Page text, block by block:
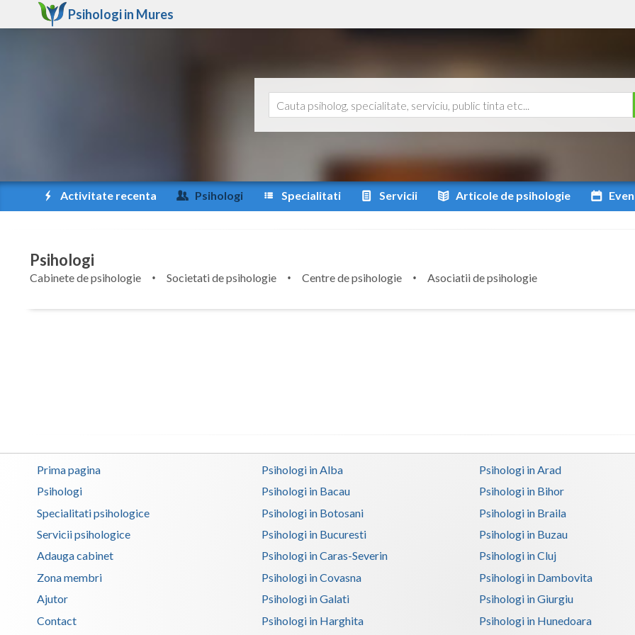
Psihologi in Mures
Activitate recenta Psihologi Specialitati Servicii Articole de psihologie
Psihologi
Cabinete de psihologie Societati de psihologie Centre de psihologie
Asociatii de psihologie
Prima pagina
Psihologi
Specialitati psihologice
Servicii psihologice
Adauga cabinet
Zona membri
Ajutor
Contact
Psihologi in Alba Psihologi in Arad
Psihologi in Bacau
Psihologi in Bihor
Psihologi in Botosani
Psihologi in Braila
Psihologi in Bucuresti
Psihologi in Buzau
Psihologi in Caras-Severin
Psihologi in Cluj
Psihologi in Covasna
Psihologi in Dambovita
Psihologi in Galati
Psihologi in Giurgiu
Psihologi in Harghita
Psihologi in Hunedoara